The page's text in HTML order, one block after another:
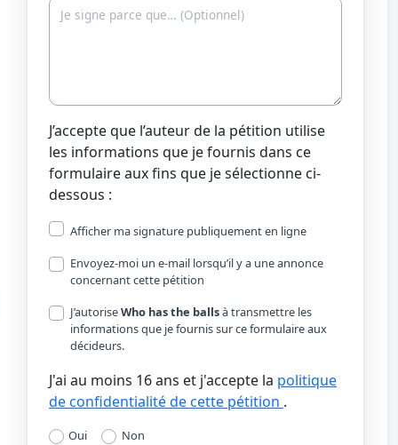
J’accepte que l’auteur de la pétition utilise
les informations que je fournis dans ce
formulaire aux fins que je sélectionne ci-
dessous :
Afficher ma signature publiquement en ligne
Envoyez-moi un e-mail lorsqu’il y a une annonce
concernant cette pétition
J’autoriseWho has the ballsà transmettre les
informations que je fournis sur ce formulaire aux
décideurs.
J'ai au moins 16 ans et j'accepte la politique
de confidentialité de cette pétition .
Oui Non